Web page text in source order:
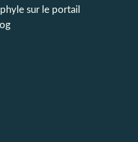
sur le portail